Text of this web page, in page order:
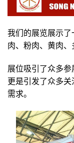
我们的展览展示
肉、粉肉、黄肉
展位吸引了众多参
更是引发了众多
需求。